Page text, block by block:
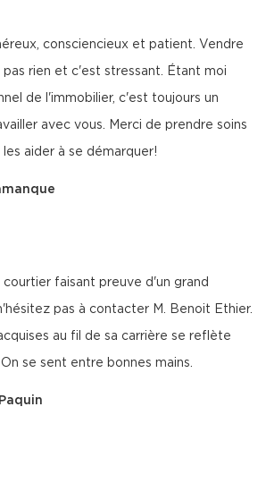
consciencieux et patient. Vendre
pas rien et c'est stressant. Étant moi
de l'immobilier, c'est toujours un
avec vous. Merci de prendre soins
aider à se démarquer!
courtier faisant preuve d'un grand
pas à contacter M. Benoit Ethier.
au fil de sa carrière se reflète
se sent entre bonnes mains.